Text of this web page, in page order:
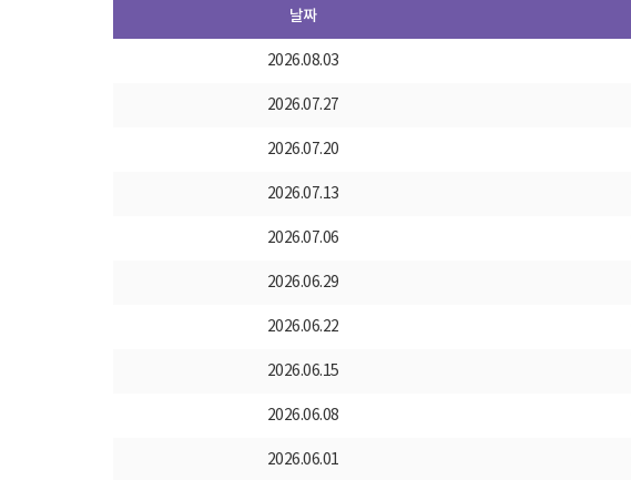
날짜
2026.08.03
2026.07.27
2026.07.20
2026.07.13
2026.07.06
2026.06.29
2026.06.22
2026.06.15
2026.06.08
2026.06.01